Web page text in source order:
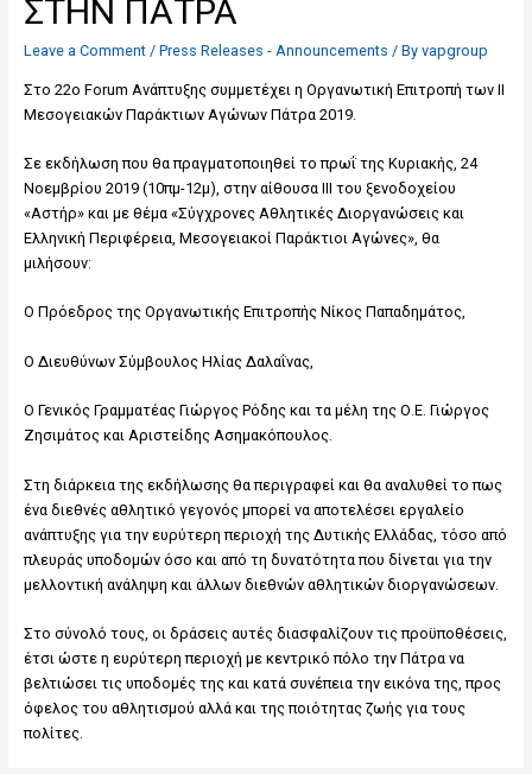
ΣΤΗΝ ΠΑΤΡΑ
Leave a Comment/ Press Releases - Announcements / By vapgroup
Στο 22o Forum Ανάπτυξης συμμετέχει η Οργανωτική Επιτροπή των ΙΙ
Μεσογειακών Παράκτιων Αγώνων Πάτρα 2019.
Σε εκδήλωση που θα πραγματοποιηθεί το πρωΐ της Κυριακής, 24
Νοεμβρίου 2019 (10πμ-12μ), στην αίθουσα III του ξενοδοχείου
«Αστήρ» και με θέμα «Σύγχρονες Αθλητικές Διοργανώσεις και
Ελληνική Περιφέρεια, Μεσογειακοί Παράκτιοι Αγώνες», θα
μιλήσουν:
Ο Πρόεδρος της Οργανωτικής Επιτροπής Νίκος Παπαδημάτος,
Ο Διευθύνων Σύμβουλος Ηλίας Δαλαΐνας,
Ο Γενικός Γραμματέας Γιώργος Ρόδης και τα μέλη της Ο.Ε. Γιώργος
Ζησιμάτος και Αριστείδης Ασημακόπουλος.
Στη διάρκεια της εκδήλωσης θα περιγραφεί και θα αναλυθεί το πως
ένα διεθνές αθλητικό γεγονός μπορεί να αποτελέσει εργαλείο
ανάπτυξης για την ευρύτερη περιοχή της Δυτικής Ελλάδας, τόσο από
πλευράς υποδομών όσο και από τη δυνατότητα που δίνεται για την
μελλοντική ανάληψη και άλλων διεθνών αθλητικών διοργανώσεων.
Στο σύνολό τους, οι δράσεις αυτές διασφαλίζουν τις προϋποθέσεις,
έτσι ώστε η ευρύτερη περιοχή με κεντρικό πόλο την Πάτρα να
βελτιώσει τις υποδομές της και κατά συνέπεια την εικόνα της, προς
όφελος του αθλητισμού αλλά και της ποιότητας ζωής για τους
πολίτες.